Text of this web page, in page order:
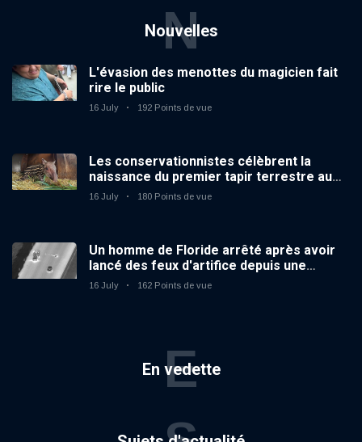
Nouvelles
N
L'évasion des menottes du magicien fait
rire le public
16 July 192 Points de vue
Les conservationnistes célèbrent la
naissance du premier tapir terrestre au
zoo du Royaume-Uni depuis 14 ans
16 July 180 Points de vue
Un homme de Floride arrêté après avoir
lancé des feux d'artifice depuis une
voiture en mouvement
16 July 162 Points de vue
En vedette
E